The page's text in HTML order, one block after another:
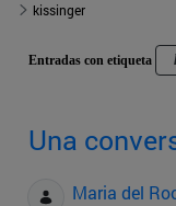
kissinger
Entradas con etiqueta
Una
Maria del